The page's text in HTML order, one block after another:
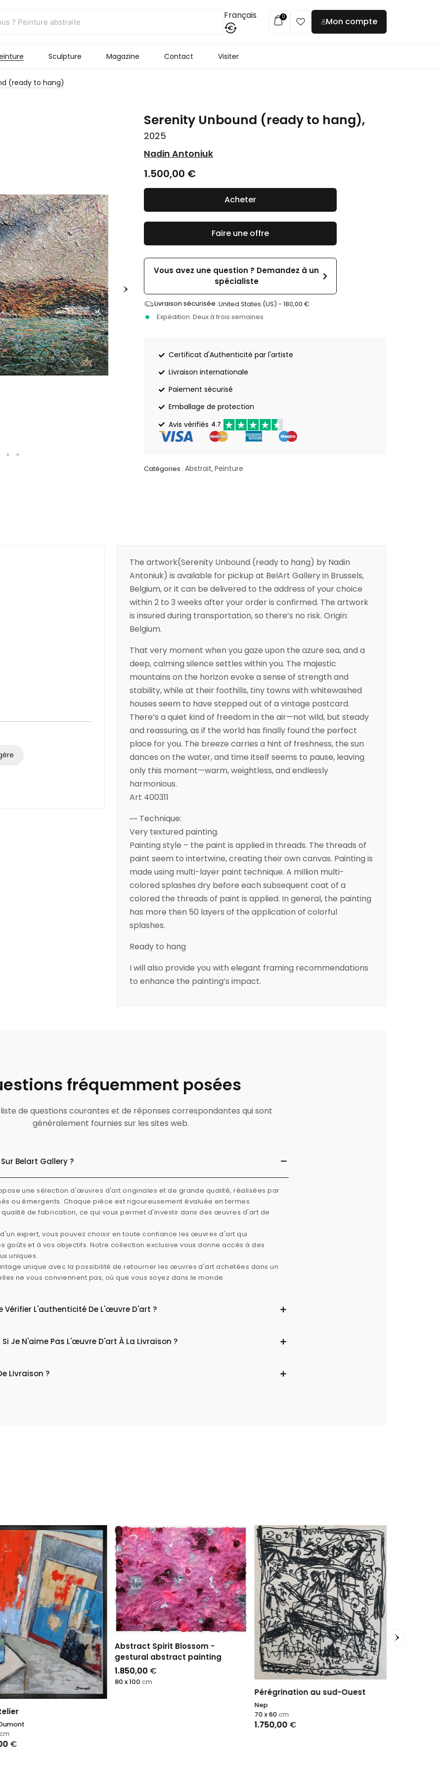
Français
€
0 Mon compte
Sculpture Magazine Contact Visiter
(ready to hang)
Serenity Unbound (ready to hang),
2025
Nadin Antoniuk
1.500,00 €
Faire une offre
Vous avez une question ? Demandez à un
spécialiste
Livraison sécurisée :United States (US) -180,00€
Expédition :Deux à trois semaines
Certificat d'Authenticité par l'artiste
Livraison internationale
Paiement sécurisé
Emballage de protection
Avis vérifiés 4.7
Catégories : Abstrait, Peinture
Acheter
The artwork(Serenity Unbound (ready to hang) by Nadin
Antoniuk) is available for pickup at BelArt Gallery in Brussels,
Belgium, or it can be delivered to the address of your choice
within 2 to 3 weeks after your order is confirmed. The artwork
is insured during transportation, so there’s no risk. Origin:
Belgium.
That very moment when you gaze upon the azure sea, and a
deep, calming silence settles within you. The majestic
mountains on the horizon evoke a sense of strength and
stability, while at their foothills, tiny towns with whitewashed
houses seem to have stepped out of a vintage postcard.
There’s a quiet kind of freedom in the air—not wild, but steady
and reassuring, as if the world has finally found the perfect
place for you. The breeze carries a hint of freshness, the sun
dances on the water, and time itself seems to pause, leaving
only this moment—warm, weightless, and endlessly
harmonious.
Art 400311
~~ Technique:
Very textured painting.
Painting style – the paint is applied in threads. The threads of
paint seem to intertwine, creating their own canvas. Painting is
made using multi-layer paint technique. A million multi-
colored splashes dry before each subsequent coat of a
colored the threads of paint is applied. In general, the painting
has more then 50 layers of the application of colorful
splashes.
Ready to hang
I will also provide you with elegant framing recommendations
to enhance the painting’s impact.
fréquemment posées
de questions courantes et de réponses correspondantes qui sont
généralement fournies sur les sites web.
Belart Gallery ?
une sélection d'œuvres d'art originales et de grande qualité, réalisées par
ou émergents. Chaque pièce est rigoureusement évaluée en termes
de fabrication, ce qui vous permet d'investir dans des œuvres d'art de
expert, vous pouvez choisir en toute confiance les œuvres d'art qui
goûts et à vos objectifs. Notre collection exclusive vous donne accès à des
uniques.
unique avec la possibilité de retourner les œuvres d'art achetées dans un
ne vous conviennent pas, où que vous soyez dans le monde.
Vérifier L'authenticité De L'œuvre D'art ?
Si Je N'aime Pas L'œuvre D'art À La Livraison ?
Livraison ?
€
Abstract Spirit Blossom -
gestural abstract painting
1.850,00 €
80 x 100 cm
Pérégrination au sud-Ouest
Nep
1.750,00 €
70 x 60 cm